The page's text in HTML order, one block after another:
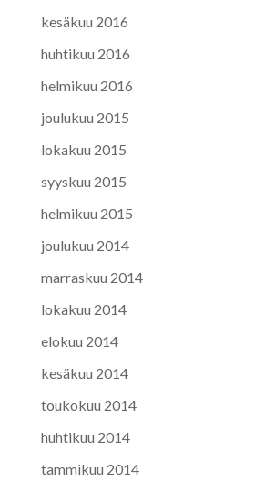
kesäkuu 2016
huhtikuu 2016
helmikuu 2016
joulukuu 2015
lokakuu 2015
syyskuu 2015
helmikuu 2015
joulukuu 2014
marraskuu 2014
lokakuu 2014
elokuu 2014
kesäkuu 2014
toukokuu 2014
huhtikuu 2014
tammikuu 2014